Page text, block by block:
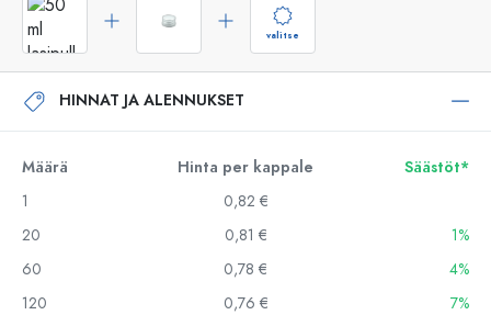
valitse
HINNAT JA ALENNUKSET
Määrä Hinta per kappale
Säästöt*
1
0,82 €
20
0,81 €
1%
60
0,78 €
4%
120
0,76 €
7%